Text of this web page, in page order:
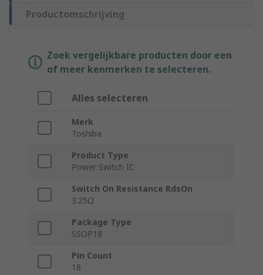
Productomschrijving
Zoek vergelijkbare producten door een
of meer kenmerken te selecteren.
Alles selecteren
Merk
Toshiba
Product Type
Power Switch IC
Switch On Resistance RdsOn
3.25Ω
Package Type
SSOP18
Pin Count
18